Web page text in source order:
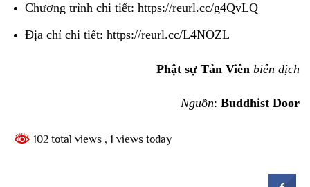
Chương trình chi tiết: https://reurl.cc/g4QvLQ
Địa chỉ chi tiết: https://reurl.cc/L4NOZL
Phật sự Tản Viên biên dịch
Nguồn: Buddhist Door
102 total views , 1 views today